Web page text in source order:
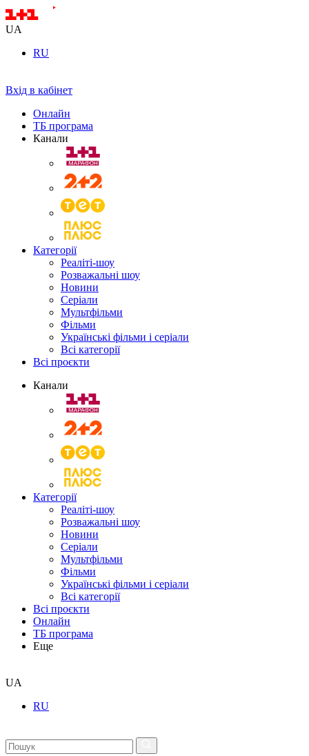
UA
RU
Вхід в кабінет
Онлайн
ТБ програма
Канали
Категорії
Реаліті-шоу
Розважальні шоу
Новини
Серіали
Мультфільми
Фільми
Українські фільми і серіали
Всі категорії
Всі проєкти
Канали
Категорії
Реаліті-шоу
Розважальні шоу
Новини
Серіали
Мультфільми
Фільми
Українські фільми і серіали
Всі категорії
Всі проєкти
Онлайн
ТБ програма
Еще
UA
RU